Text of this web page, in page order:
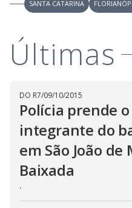
i
d
SANTA CATARINA
Últimas
DO R7/09/10/2015
Polícia prende
integrante do
em São João
Baixada
.